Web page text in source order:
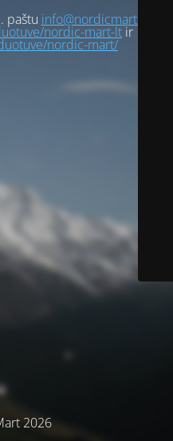
paštu info@nordicmart.com
nordic-mart-ltir
nordic-mart/
2026